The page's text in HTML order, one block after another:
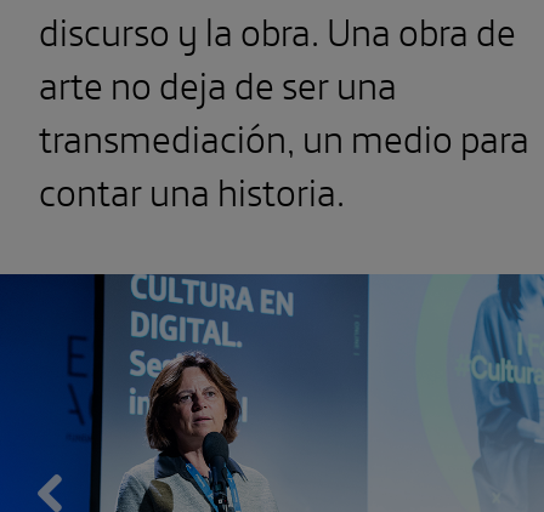
discurso y la obra. Una obra de
arte no deja de ser una
transmediación, un medio para
contar una historia.